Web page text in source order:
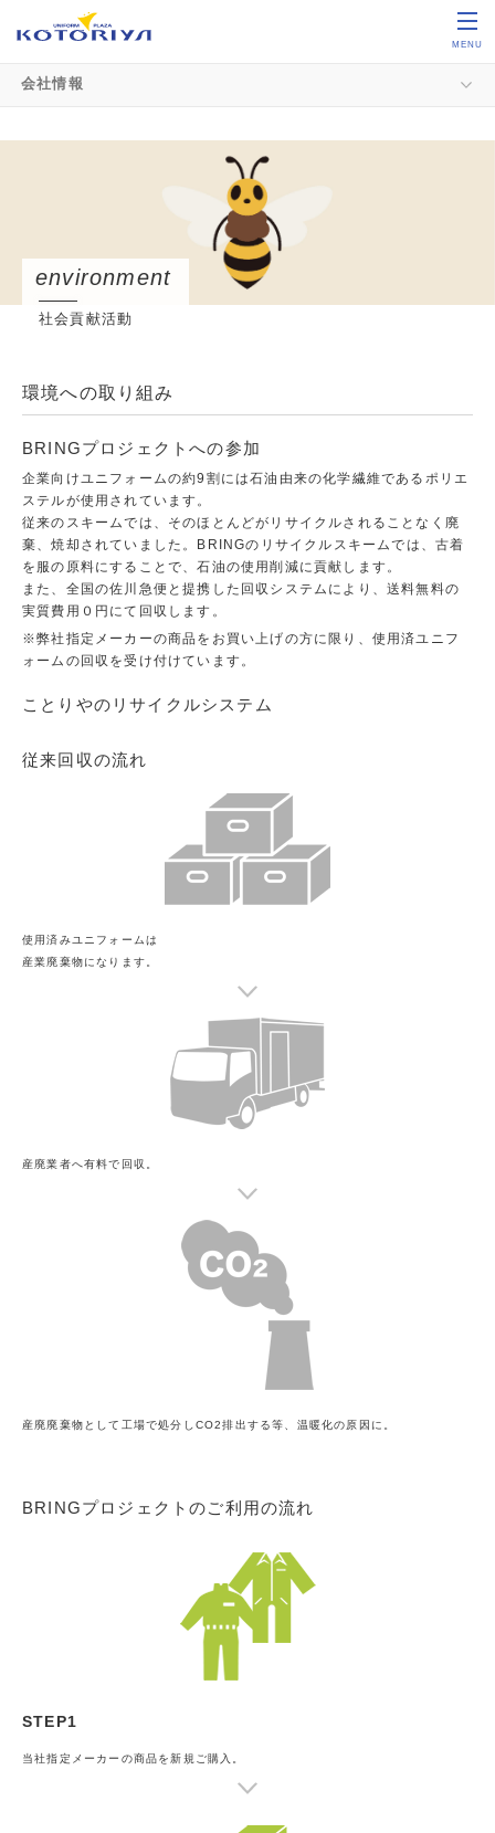
MENU
会社情報
社会貢献活動
環境への取り組み
BRINGプロジェクトへの参加
企業向けユニフォームの約9割には石油由来の化学繊維であるポリエ
ステルが使用されています。
従来のスキームでは、そのほとんどがリサイクルされることなく廃
棄、焼却されていました。BRINGのリサイクルスキームでは、古着
を服の原料にすることで、石油の使用削減に貢献します。
また、全国の佐川急便と提携した回収システムにより、送料無料の
実質費用０円にて回収します。
※弊社指定メーカーの商品をお買い上げの方に限り、使用済ユニフ
ォームの回収を受け付けています。
ことりやのリサイクルシステム
従来回収の流れ
使用済みユニフォームは
産業廃棄物になります。
産廃業者へ有料で回収。
産廃廃棄物として工場で処分しCO2排出する等、温暖化の原因に。
BRINGプロジェクトのご利用の流れ
STEP1
当社指定メーカーの商品を新規ご購入。